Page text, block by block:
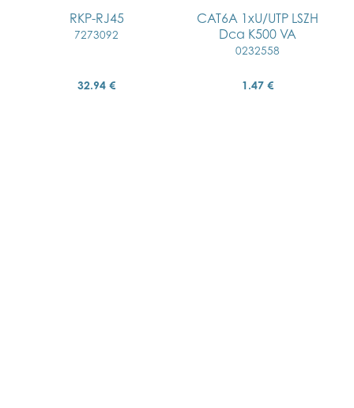
RKP-RJ45
7273092
32.94 €
CAT6A 1xU/UTP LSZH
Dca K500 VA
0232558
1.47 €